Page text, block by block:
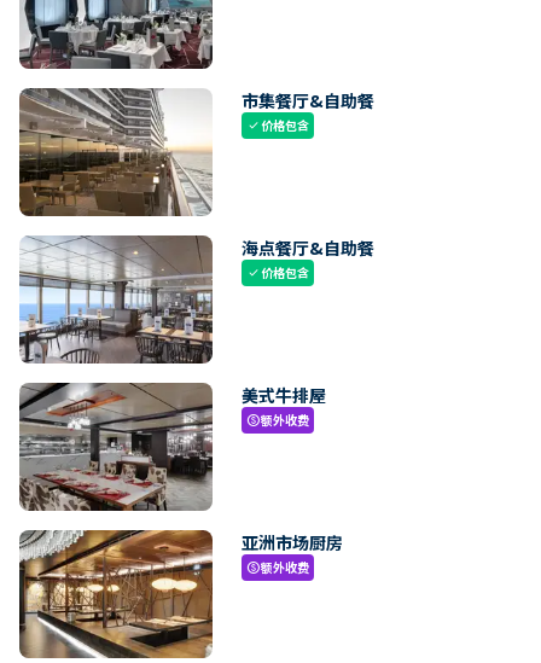
市集餐厅&自助餐
check价格包含
海点餐厅&自助餐
check价格包含
美式牛排屋
paid额外收费
亚洲市场厨房
paid额外收费